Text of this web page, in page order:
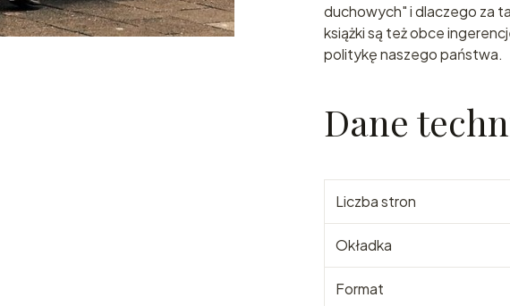
duchowych" i dlaczego za
książki są też obce
politykę naszego państwa.
Dane
Liczba stron
Okładka
Format